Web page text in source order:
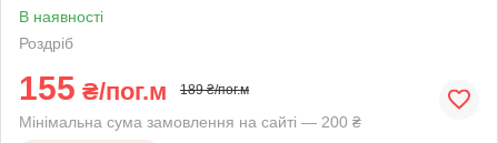
В наявності
Роздріб
155 ₴/пог.м 189 ₴/пог.м
Мінімальна сума замовлення на сайті — 200 ₴